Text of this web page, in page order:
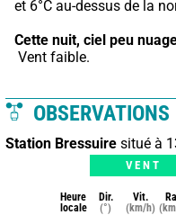
et 6°C au-dessus de la
Cette nuit, ciel peu
Vent faible.
OBSERVATIONS
Station Bressuire situé à
VENT
Heure
locale
Dir.
(°)
Vit.
(km/h)